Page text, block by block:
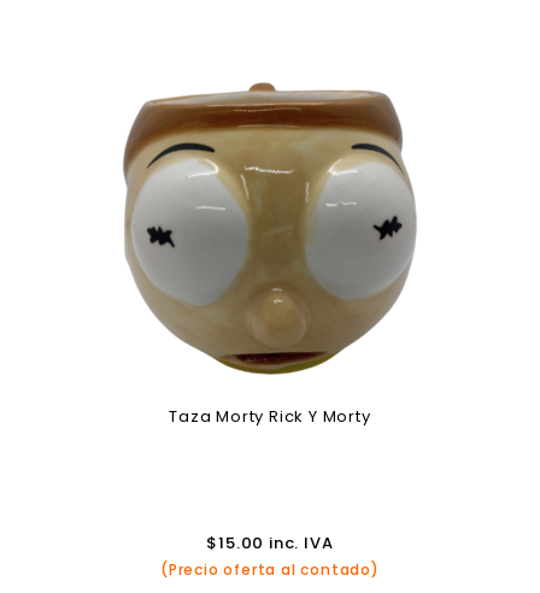
Taza Morty Rick Y Morty
$15.00 inc. IVA
(Precio oferta al contado)